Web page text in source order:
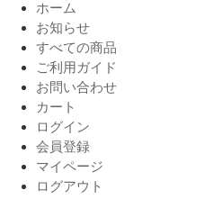
ホーム
お知らせ
すべての商品
ご利用ガイド
お問い合わせ
カート
ログイン
会員登録
マイページ
ログアウト